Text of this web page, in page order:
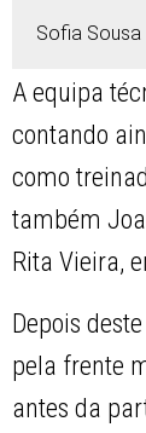
Sofia Sousa
A equipa
contando
como
também
Rita Vieira,
Depois
pela frente
antes da